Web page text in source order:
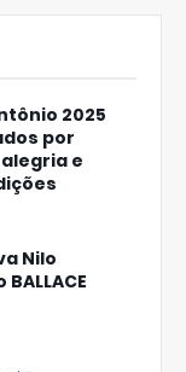
2025
por
e
Nilo